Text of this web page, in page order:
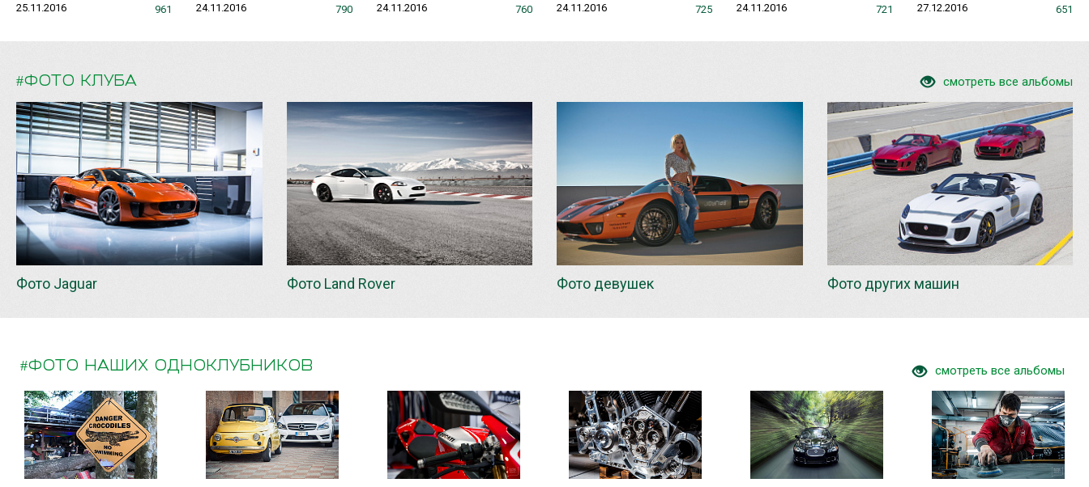
25.11.2016 961 24.11.2016 790 24.11.2016 760 24.11.2016 725 24.11.2016 721 27.12.2016 651
#ФОТО КЛУБА смотреть все альбомы
Фото Jaguar Фото Land Rover Фото девушек Фото других машин
#ФОТО НАШИХ ОДНОКЛУБНИКОВ смотреть все альбомы